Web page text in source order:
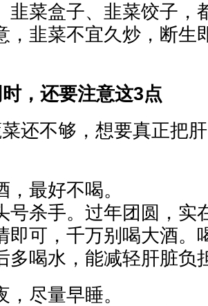
韭菜盒子、韭菜饺子，
，韭菜不宜久炒，断生
，还要注意这3点
还不够，想要真正把
最好不喝。
号杀手。过年团圆，实
即可，千万别喝大酒。
多喝水，能减轻肝脏负
尽量早睡。